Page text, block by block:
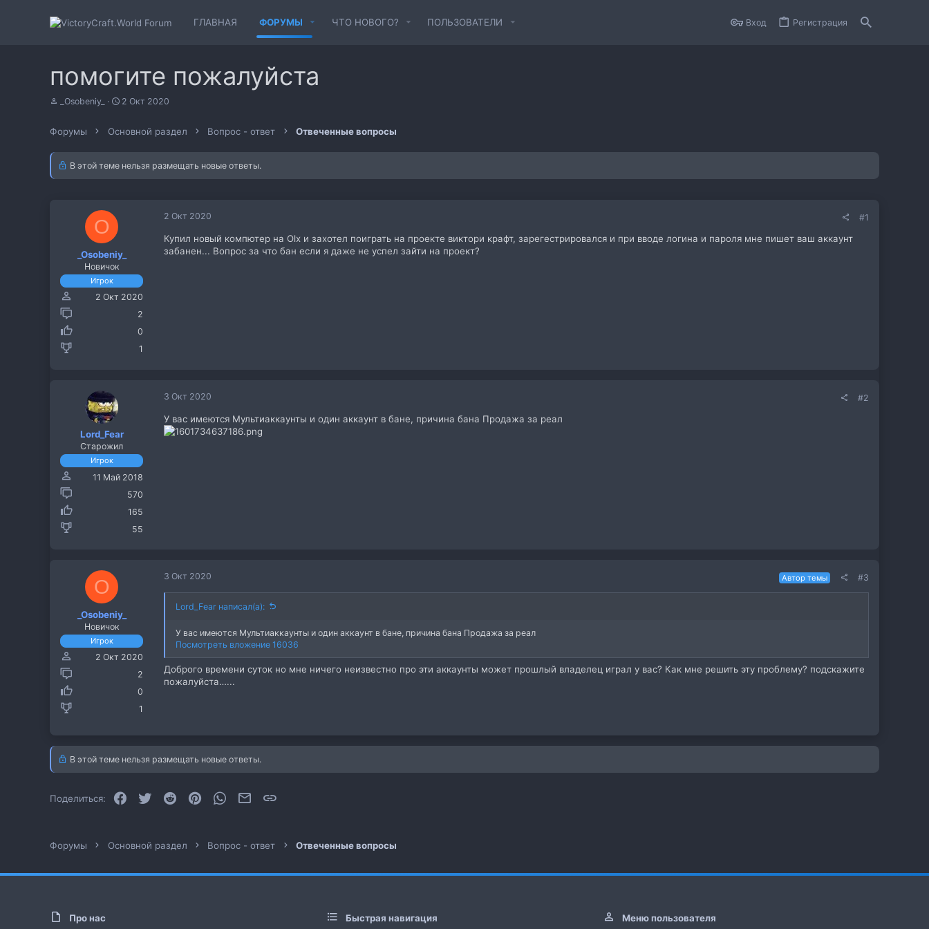
ГЛАВНАЯ ФОРУМЫ ЧТО НОВОГО? ПОЛЬЗОВАТЕЛИ Вход Регистрация
помогите пожалуйста
А
о
т
е
_Osobeniy_
Д
а
ч
2 Окт 2020
Форумы Основной раздел Вопрос - ответ Отвеченные вопросы
В этой теме нельзя размещать новые ответы.
O
_Osobeniy_
Новичок
Игрок
2 Окт 2020
2
0
1
2 Окт 2020 #1
Купил новый компютер на Olx и захотел поиграть на проекте виктори крафт, зарегестрировался и при вводе логина и пароля мне пишет ваш аккаунт
забанен... Вопрос за что бан если я даже не успел зайти на проект?
Lord_Fear
Старожил
Игрок
11 Май 2018
570
165
55
3 Окт 2020 #2
У вас имеются Мультиаккаунты и один аккаунт в бане, причина бана Продажа за реал
O
_Osobeniy_
Новичок
Игрок
2 Окт 2020
2
0
1
3 Окт 2020 Автор темы #3
Lord_Fear написал(а):
У вас имеются Мультиаккаунты и один аккаунт в бане, причина бана Продажа за реал
Посмотреть вложение 16036
Доброго времени суток но мне ничего неизвестно про эти аккаунты может прошлый владелец играл у вас? Как мне решить эту проблему? подскажите
пожалуйста…...
В этой теме нельзя размещать новые ответы.
Поделиться: Facebook
Twitter Reddit PinterestWhatsAppЭлектронная почта
Форумы Основной раздел Вопрос - ответ Отвеченные вопросы
Про нас Быстрая навигация Меню пользователя